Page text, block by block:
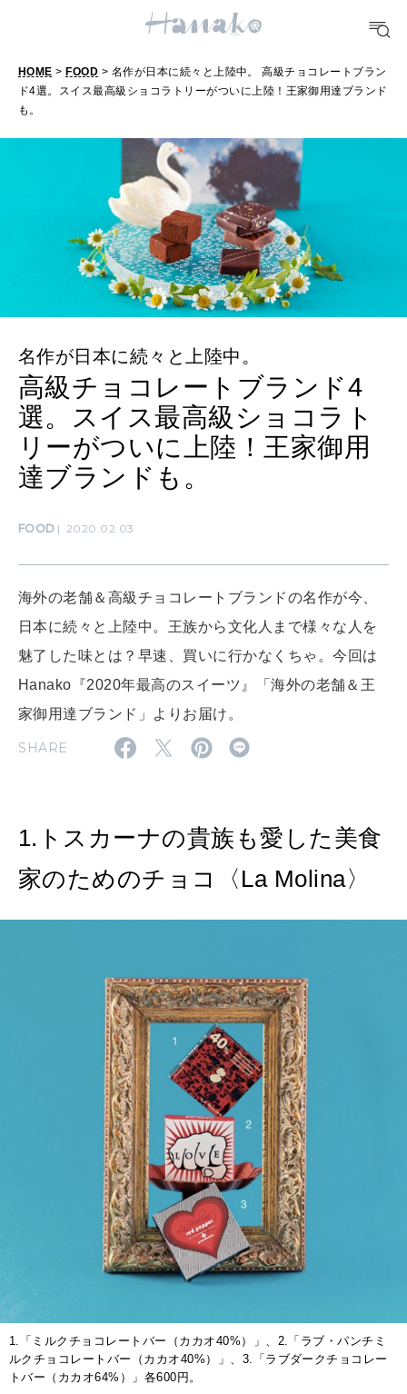
TRAVEL
どこ行く？
FORTUNE
明日のわたし
[12星座別] Weekly Holoscope
[12星座別] Monthly Love Holoscope
女神まり愛のタロットメッセージ
算命学がわかる今月のあなた
HEALTH
自分にやさしく
LEARN
知る、考える
MAMA
ママもいろいろ
CULTURE
WORK&MONEY
2026年6月号「大銀座 トレンドが生まれる 新しい一流店へ。」
2026年5月号「“大好き”に出会いに。韓国」
2026年4月号「未来をつくる、学びの教科書。」
2026年3月号「スイーツ予想図 2026」
2026年2月号「良運を掴む 新・開運術。」
2026年1月号「猫がいれば、幸せ」
2025年12月号「お酒の新常識。」
FOLLOW US!
HOME > FOOD > 名作が日本に続々と上陸中。 高級チョコレートブラン
ド4選。スイス最高級ショコラトリーがついに上陸！王家御用達ブランド
も。
名作が日本に続々と上陸中。
高級チョコレートブランド4
選。スイス最高級ショコラト
リーがついに上陸！王家御用
達ブランドも。
FOOD 2020.02.03
海外の老舗＆高級チョコレートブランドの名作が今、
日本に続々と上陸中。王族から文化人まで様々な人を
魅了した味とは？早速、買いに行かなくちゃ。今回は
Hanako『2020年最高のスイーツ』「海外の老舗＆王
家御用達ブランド」よりお届け。
SHARE
1.トスカーナの貴族も愛した美食
家のためのチョコ〈La Molina〉
1.「ミルクチョコレートバー（カカオ40%）」、2.「ラブ・パンチミ
ルクチョコレートバー（カカオ40%）」、3.「ラブダークチョコレー
トバー（カカオ64%）」各600円。